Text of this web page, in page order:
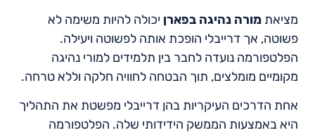
מציאת מורה נהיגה בפארן יכולה להיות משימה לא
פשוטה, אך דרייבלי הופכת אותה לפשוטה ויעילה.
הפלטפורמה נועדה לחבר בין תלמידים למורי נהיגה
מקומיים מומלצים, תוך הבטחה לחוויה חלקה וללא טרחה.
אחת הדרכים העיקריות בהן דרייבלי מפשטת את התהליך
היא באמצעות הממשק הידידותי שלה. הפלטפורמה